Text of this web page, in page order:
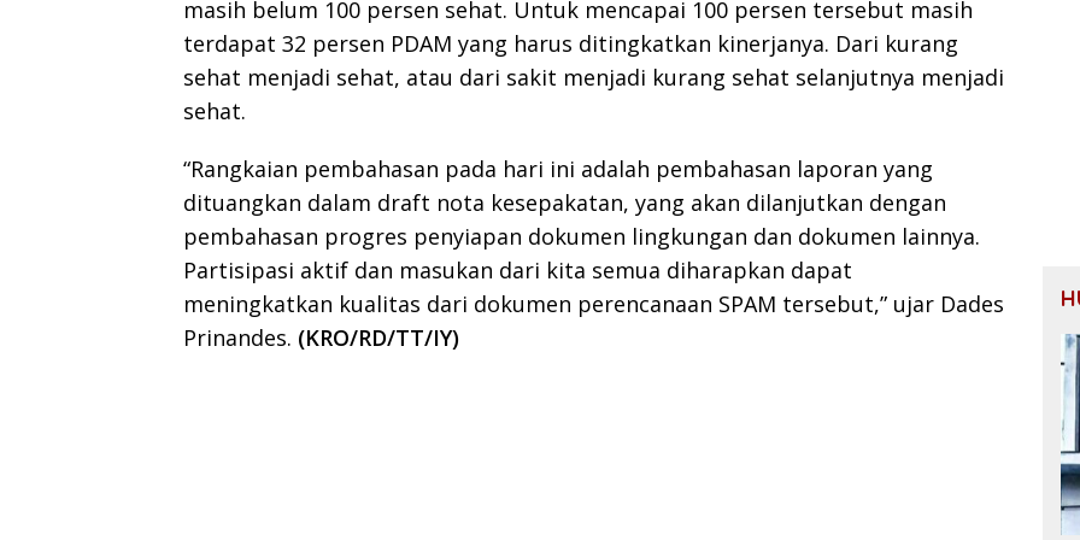
masih belum 100 persen sehat. Untuk mencapai 100 persen tersebut masih
terdapat 32 persen PDAM yang harus ditingkatkan kinerjanya. Dari kurang
sehat menjadi sehat, atau dari sakit menjadi kurang sehat selanjutnya menjadi
sehat.
“Rangkaian pembahasan pada hari ini adalah pembahasan laporan yang
dituangkan dalam draft nota kesepakatan, yang akan dilanjutkan dengan
pembahasan progres penyiapan dokumen lingkungan dan dokumen lainnya.
Partisipasi aktif dan masukan dari kita semua diharapkan dapat
meningkatkan kualitas dari dokumen perencanaan SPAM tersebut,” ujar Dades
Prinandes. (KRO/RD/TT/IY)